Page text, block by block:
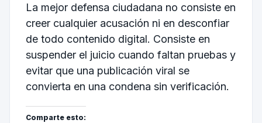
La mejor defensa ciudadana no consiste en
creer cualquier acusación ni en desconfiar
de todo contenido digital. Consiste en
suspender el juicio cuando faltan pruebas y
evitar que una publicación viral se
convierta en una condena sin verificación.
Comparte esto: